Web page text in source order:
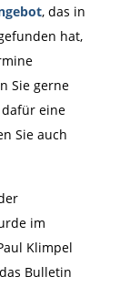
, das in
hat,
Sie gerne
eine
Sie auch
im
Klimpel
Bulletin